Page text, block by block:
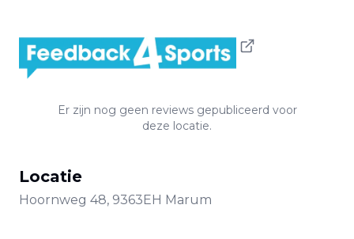
Er zijn nog geen reviews gepubliceerd voor
deze locatie.
Locatie
Hoornweg 48, 9363EH Marum